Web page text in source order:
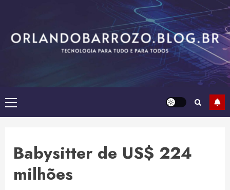
content
Primary
Menu
Babysitter de US$ 224
milhões